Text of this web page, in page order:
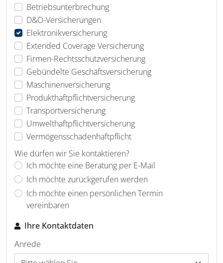
Betriebsunterbrechung
D&O-Versicherungen
Elektronikversicherung
Extended Coverage Versicherung
Firmen-Rechtsschutzversicherung
Gebündelte Geschäftsversicherung
Maschinenversicherung
Produkthaftpflichtversicherung
Transportversicherung
Umwelthaftpflichtversicherung
Vermögensschadenhaftpflicht
Wie dürfen wir Sie kontaktieren?
Ich möchte eine Beratung per E-Mail
Ich möchte zurückgerufen werden
Ich möchte einen persönlichen Termin
vereinbaren
Ihre Kontaktdaten
Anrede